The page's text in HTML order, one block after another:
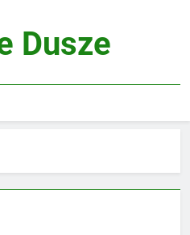
Dusze